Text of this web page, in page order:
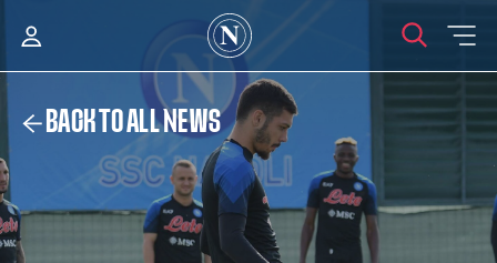
BACK TO ALL NEWS